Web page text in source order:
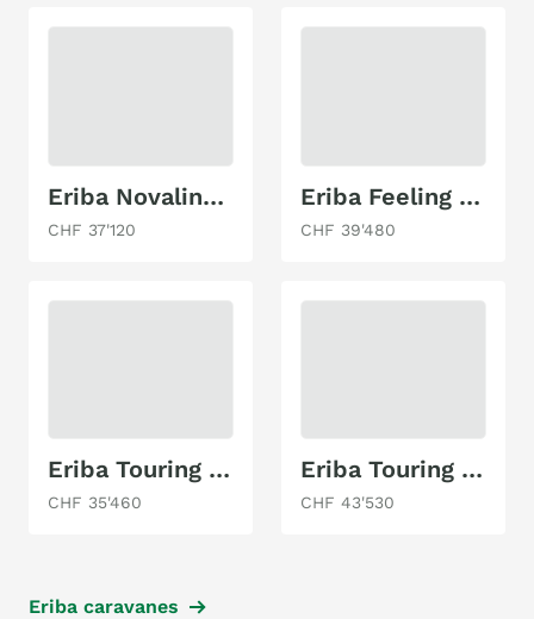
Eriba Novaline 442
CHF 37'120
Eriba Feeling 442
CHF 39'480
Eriba Touring 430
CHF 35'460
Eriba Touring 642
CHF 43'530
Eriba caravanes